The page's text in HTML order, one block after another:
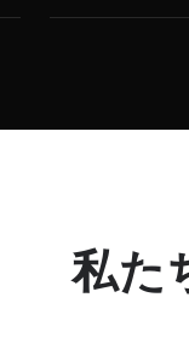
私た